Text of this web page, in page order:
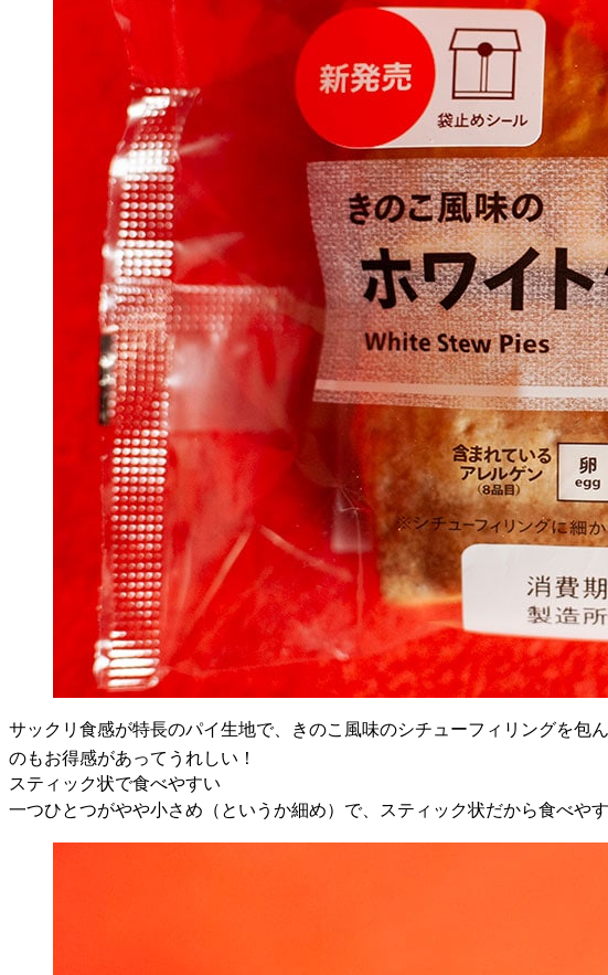
サックリ食感が特長のパイ生地で、きのこ風味のシチューフィリングを包
のもお得感があってうれしい！
スティック状で食べやすい
一つひとつがやや小さめ（というか細め）で、スティック状だから食べや